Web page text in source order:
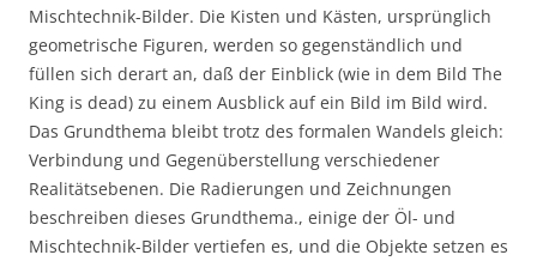
Mischtechnik-Bilder. Die Kisten und Kästen, ursprünglich
geometrische Figuren, werden so gegenständlich und
füllen sich derart an, daß der Einblick (wie in dem Bild The
King is dead) zu einem Ausblick auf ein Bild im Bild wird.
Das Grundthema bleibt trotz des formalen Wandels gleich:
Verbindung und Gegenüberstellung verschiedener
Realitätsebenen. Die Radierungen und Zeichnungen
beschreiben dieses Grundthema., einige der Öl- und
Mischtechnik-Bilder vertiefen es, und die Objekte setzen es